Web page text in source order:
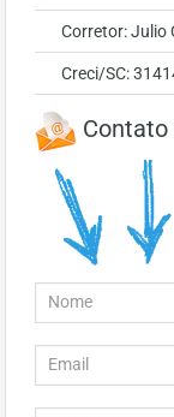
Corretor: Julio
Creci/SC:
Contato